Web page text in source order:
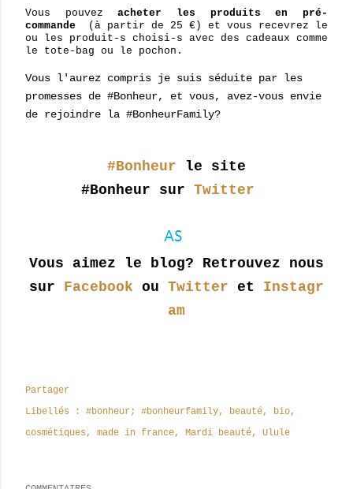
Vous pouvezacheter les produits en pré-
commande (à partir de 25 €) et vous recevrez le
ou les produit-s choisi-s avec des cadeaux comme
le tote-bag ou le pochon.
Vous l'aurez compris je suis séduite par les
promesses de #Bonheur, et vous, avez-vous envie
de rejoindre la #BonheurFamily?
#Bonheur le site
#Bonheur sur Twitter
Vous aimez le blog? Retrouvez nous
sur Facebook ou Twitter et Instagr
am
Partager
Libellés :
#bonheur; #bonheurfamily beauté
bio
cosmétiques
made in france Mardi beauté Ulule